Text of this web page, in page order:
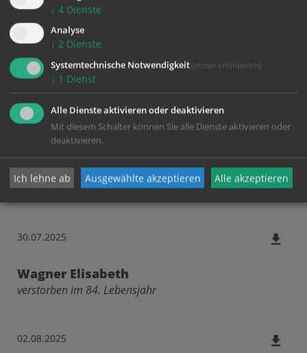
11.07.2025
Horn Erwin
verstorben im 85. Lebensjahr
30.07.2025
Waldboth Maria
verstorben im 92. Lebensjahr
30.07.2025
Wagner Elisabeth
verstorben im 84. Lebensjahr
02.08.2025
↓ 4 Dienste
Analyse
↓ 2 Dienste
Systemtechnische Notwendigkeit (immer erforderlich)
↓ 1 Dienst
Alle Dienste aktivieren oder deaktivieren
Mit diesem Schalter können Sie alle Dienste aktivieren oder
deaktivieren.
Ich lehne ab Ausgewählte akzeptieren Alle akzeptieren